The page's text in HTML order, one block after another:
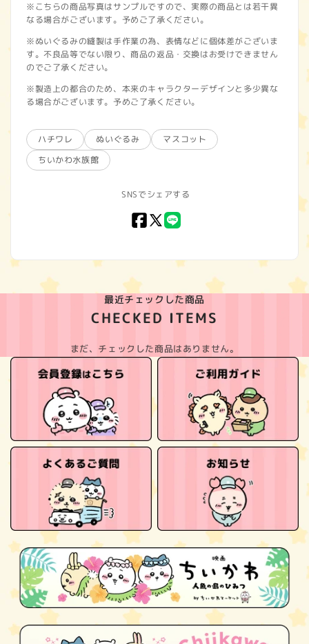
※こちらの商品写真はサンプルですので、実際の商品とは若干異
なる場合がございます。予めご了承ください。
※ぬいぐるみの縫製は手作業の為、表情などに個体差がございま
す。不良品等でない限り、商品の返品・交換はお受けできません
のでご了承ください。
※製造上の都合のため、本来のキャラクターデザインと多少異な
る場合がございます。予めご了承ください。
ハチワレ ぬいぐるみ
マスコット
ちいかわ水族館
SNSでシェアする
Facebook
X
最近チェックした商品
CHECKED ITEMS
まだ、チェックした商品はありません。